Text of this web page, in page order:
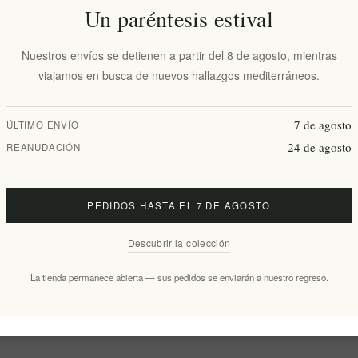
Disponibilidad: En stock
Artisan Note & Authenticity Comentarios
en esmalte azul. Cada pieza es única, hecha a mano por un ceramista
Un paréntesis estival
Nuestros envíos se detienen a partir del 8 de agosto, mientras
viajamos en busca de nuevos hallazgos mediterráneos.
ÚLTIMO ENVÍO 7 de agosto
REANUDACIÓN 24 de agosto
PEDIDOS HASTA EL 7 DE AGOSTO
Descubrir la colección
La tienda permanece abierta — sus pedidos se enviarán a nuestro regreso.